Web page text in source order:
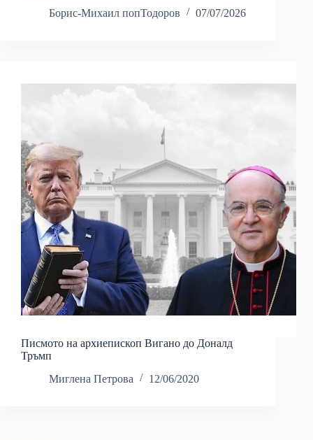
Борис-Михаил попТодоров
07/07/2026
Писмото на архиепископ Вигано до Доналд
Тръмп
Миглена Петрова
12/06/2020